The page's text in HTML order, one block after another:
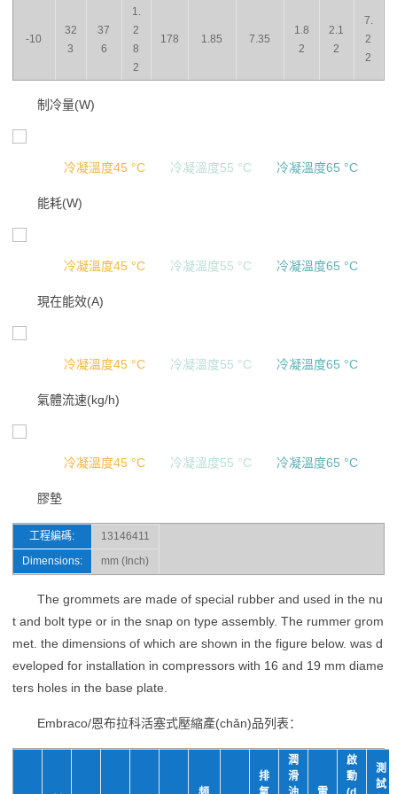
-10
32
3
37
6
1.
2
8
2
178 1.85 7.35
1.8
2
2.1
2
7.
2
2
制冷量(W)
冷凝溫度45 °C 冷凝溫度55 °C 冷凝溫度65 °C
能耗(W)
冷凝溫度45 °C 冷凝溫度55 °C 冷凝溫度65 °C
現在能效(A)
冷凝溫度45 °C 冷凝溫度55 °C 冷凝溫度65 °C
氣體流速(kg/h)
冷凝溫度45 °C 冷凝溫度55 °C 冷凝溫度65 °C
膠墊
工程編碼:
13146411
Dimensions:
mm (Inch)
The grommets are made of special rubber and used in the nu
t and bolt type or in the snap on type assembly. The rummer grom
met. the dimensions of which are shown in the figure below. was d
eveloped for installation in compressors with 16 and 19 mm diame
ters holes in the base plate.
Embraco/恩布拉科活塞式壓縮產(chǎn)品列表：
排
潤
滑
啟
動
測
試